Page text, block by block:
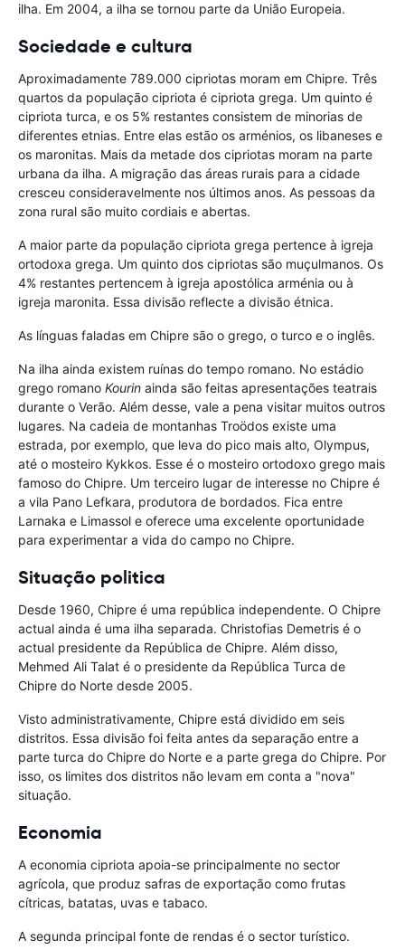
ilha. Em 2004, a ilha se tornou parte da União Europeia.
Sociedade e cultura
Aproximadamente 789.000 cipriotas moram em Chipre. Três
quartos da população cipriota é cipriota grega. Um quinto é
cipriota turca, e os 5% restantes consistem de minorias de
diferentes etnias. Entre elas estão os arménios, os libaneses e
os maronitas. Mais da metade dos cipriotas moram na parte
urbana da ilha. A migração das áreas rurais para a cidade
cresceu consideravelmente nos últimos anos. As pessoas da
zona rural são muito cordiais e abertas.
A maior parte da população cipriota grega pertence à igreja
ortodoxa grega. Um quinto dos cipriotas são muçulmanos. Os
4% restantes pertencem à igreja apostólica arménia ou à
igreja maronita. Essa divisão reflecte a divisão étnica.
As línguas faladas em Chipre são o grego, o turco e o inglês.
Na ilha ainda existem ruínas do tempo romano. No estádio
grego romano Kourin ainda são feitas apresentações teatrais
durante o Verão. Além desse, vale a pena visitar muitos outros
lugares. Na cadeia de montanhas Troödos existe uma
estrada, por exemplo, que leva do pico mais alto, Olympus,
até o mosteiro Kykkos. Esse é o mosteiro ortodoxo grego mais
famoso do Chipre. Um terceiro lugar de interesse no Chipre é
a vila Pano Lefkara, produtora de bordados. Fica entre
Larnaka e Limassol e oferece uma excelente oportunidade
para experimentar a vida do campo no Chipre.
Situação politica
Desde 1960, Chipre é uma república independente. O Chipre
actual ainda é uma ilha separada. Christofias Demetris é o
actual presidente da República de Chipre. Além disso,
Mehmed Ali Talat é o presidente da República Turca de
Chipre do Norte desde 2005.
Visto administrativamente, Chipre está dividido em seis
distritos. Essa divisão foi feita antes da separação entre a
parte turca do Chipre do Norte e a parte grega do Chipre. Por
isso, os limites dos distritos não levam em conta a "nova"
situação.
Economia
A economia cipriota apoia-se principalmente no sector
agrícola, que produz safras de exportação como frutas
cítricas, batatas, uvas e tabaco.
A segunda principal fonte de rendas é o sector turístico.